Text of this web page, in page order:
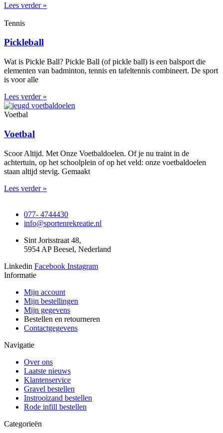
Lees verder »
Tennis
Pickleball
Wat is Pickle Ball? Pickle Ball (of pickle ball) is een balsport die
elementen van badminton, tennis en tafeltennis combineert. De sport
is voor alle
Lees verder »
Voetbal
Voetbal
Scoor Altijd. Met Onze Voetbaldoelen. Of je nu traint in de
achtertuin, op het schoolplein of op het veld: onze voetbaldoelen
staan altijd stevig. Gemaakt
Lees verder »
077- 4744430
info@sportenrekreatie.nl
Sint Jorisstraat 48,
5954 AP Beesel, Nederland
Linkedin Facebook Instagram
Informatie
Mijn account
Mijn bestellingen
Mijn gegevens
Bestellen en retourneren
Contactgegevens
Navigatie
Over ons
Laatste nieuws
Klantenservice
Gravel bestellen
Instrooizand bestellen
Rode infill bestellen
Categorieën